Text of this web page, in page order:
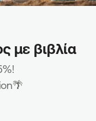
με βιβλία